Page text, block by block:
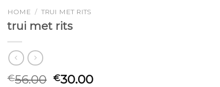
HOME / TRUI MET RITS
trui met rits
€56.00 €30.00